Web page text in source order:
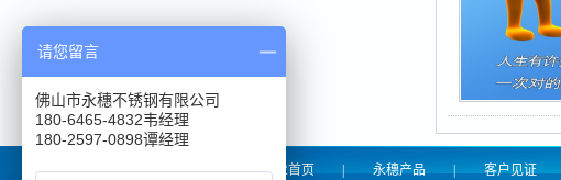
永穗管业首页 永穗产品 | 客户见证
请您留言
佛山市永穗不锈钢有限公司
180-6465-4832韦经理
180-2597-0898谭经理